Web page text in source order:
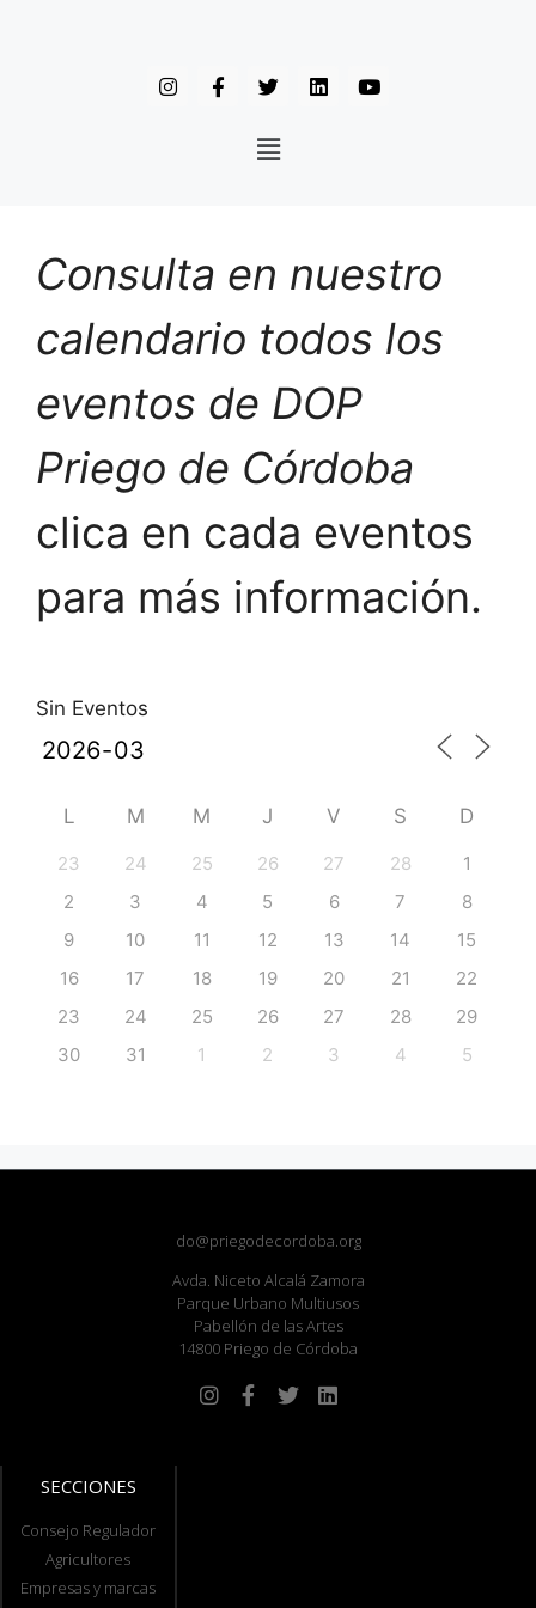
Consulta en nuestro
calendario todos los
eventos de DOP
Priego de Córdoba
clica en cada eventos
para más información.
Sin Eventos
L M M J V S D
23 24 25 26 27 28
1
2
3 4 5 6 7
8
9
10 11 12 13 14
15
16
17 18 19 20 21
22
23
24 25 26 27 28
29
30
31 1 2 3 4 5
do@priegodecordoba.org
Avda. Niceto Alcalá Zamora
Parque Urbano Multiusos
Pabellón de las Artes
14800 Priego de Córdoba
SECCIONES
Consejo Regulador
Agricultores
Empresas y marcas